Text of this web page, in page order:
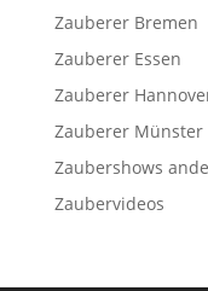
Zauberer Bremen
Zauberer Essen
Zauberer
Zauberer Münster
Zaubershows
Zaubervideos